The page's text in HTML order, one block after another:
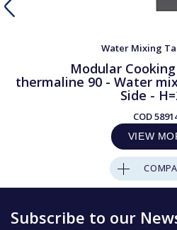
Water Mixing
Modular
thermaline 90 - Water
Side -
COD
VIEW
Subscribe to our